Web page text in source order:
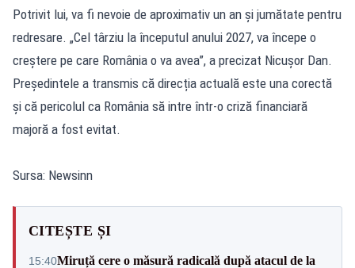
Potrivit lui, va fi nevoie de aproximativ un an și jumătate pentru
redresare. „Cel târziu la începutul anului 2027, va începe o
creștere pe care România o va avea”, a precizat Nicușor Dan.
Președintele a transmis că direcția actuală este una corectă
și că pericolul ca România să intre într-o criză financiară
majoră a fost evitat.
Sursa: Newsinn
CITEȘTE ȘI
15:40Miruță cere o măsură radicală după atacul de la